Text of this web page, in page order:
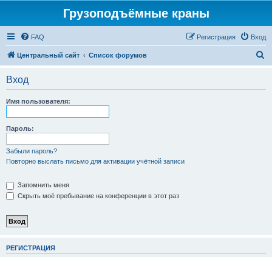
Грузоподъёмные краны
FAQ Вход
Регистрация
Центральный сайт Список форумов
Вход
Имя пользователя:
Пароль:
Забыли пароль?
Повторно выслать письмо для активации учётной записи
Запомнить меня
Скрыть моё пребывание на конференции в этот раз
РЕГИСТРАЦИЯ